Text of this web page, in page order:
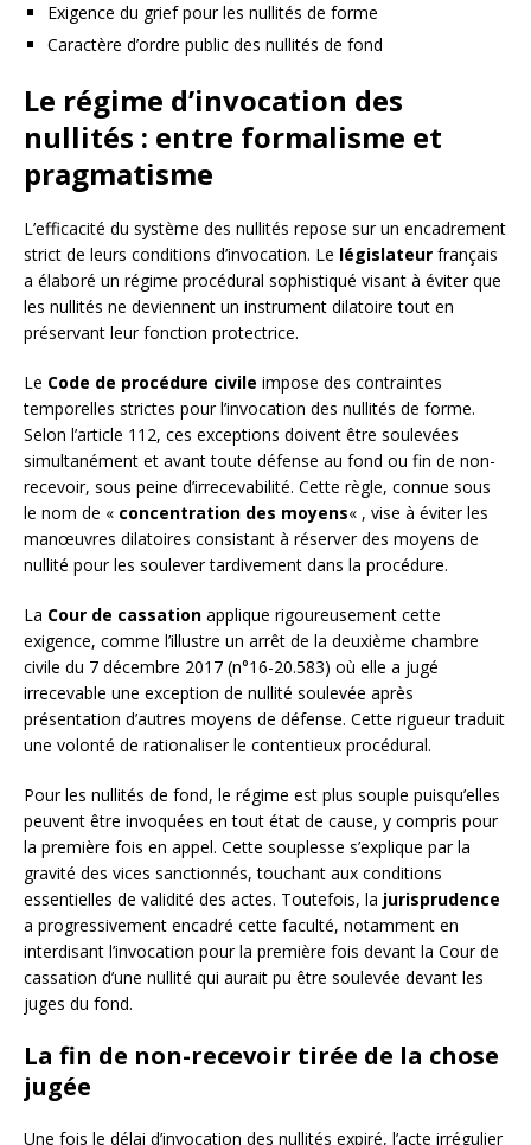
Exigence du grief pour les nullités de forme
Caractère d’ordre public des nullités de fond
Le régime d’invocation des
nullités : entre formalisme et
pragmatisme
L’efficacité du système des nullités repose sur un encadrement
strict de leurs conditions d’invocation. Le législateur français
a élaboré un régime procédural sophistiqué visant à éviter que
les nullités ne deviennent un instrument dilatoire tout en
préservant leur fonction protectrice.
Le Code de procédure civile impose des contraintes
temporelles strictes pour l’invocation des nullités de forme.
Selon l’article 112, ces exceptions doivent être soulevées
simultanément et avant toute défense au fond ou fin de non-
recevoir, sous peine d’irrecevabilité. Cette règle, connue sous
le nom de « concentration des moyens« , vise à éviter les
manœuvres dilatoires consistant à réserver des moyens de
nullité pour les soulever tardivement dans la procédure.
La Cour de cassation applique rigoureusement cette
exigence, comme l’illustre un arrêt de la deuxième chambre
civile du 7 décembre 2017 (n°16-20.583) où elle a jugé
irrecevable une exception de nullité soulevée après
présentation d’autres moyens de défense. Cette rigueur traduit
une volonté de rationaliser le contentieux procédural.
Pour les nullités de fond, le régime est plus souple puisqu’elles
peuvent être invoquées en tout état de cause, y compris pour
la première fois en appel. Cette souplesse s’explique par la
gravité des vices sanctionnés, touchant aux conditions
essentielles de validité des actes. Toutefois, la jurisprudence
a progressivement encadré cette faculté, notamment en
interdisant l’invocation pour la première fois devant la Cour de
cassation d’une nullité qui aurait pu être soulevée devant les
juges du fond.
La fin de non-recevoir tirée de la chose
jugée
Une fois le délai d’invocation des nullités expiré, l’acte irrégulier